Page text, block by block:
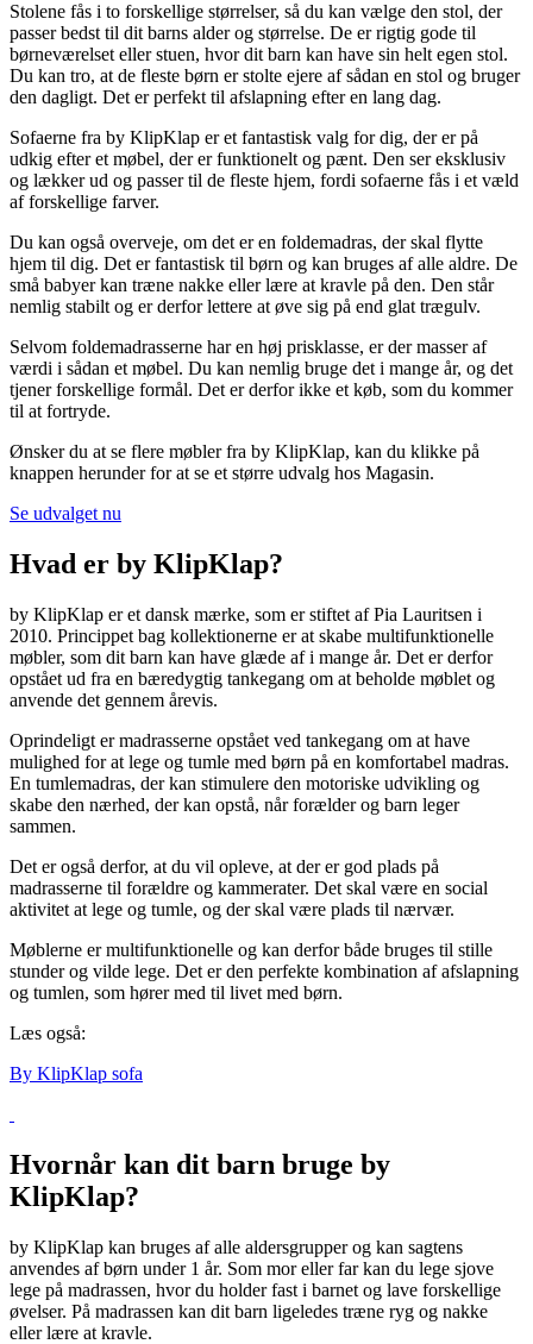
Stolene fås i to forskellige størrelser, så du kan vælge den stol, der
passer bedst til dit barns alder og størrelse. De er rigtig gode til
børneværelset eller stuen, hvor dit barn kan have sin helt egen stol.
Du kan tro, at de fleste børn er stolte ejere af sådan en stol og bruger
den dagligt. Det er perfekt til afslapning efter en lang dag.
Sofaerne fra by KlipKlap er et fantastisk valg for dig, der er på
udkig efter et møbel, der er funktionelt og pænt. Den ser eksklusiv
og lækker ud og passer til de fleste hjem, fordi sofaerne fås i et væld
af forskellige farver.
Du kan også overveje, om det er en foldemadras, der skal flytte
hjem til dig. Det er fantastisk til børn og kan bruges af alle aldre. De
små babyer kan træne nakke eller lære at kravle på den. Den står
nemlig stabilt og er derfor lettere at øve sig på end glat trægulv.
Selvom foldemadrasserne har en høj prisklasse, er der masser af
værdi i sådan et møbel. Du kan nemlig bruge det i mange år, og det
tjener forskellige formål. Det er derfor ikke et køb, som du kommer
til at fortryde.
Ønsker du at se flere møbler fra by KlipKlap, kan du klikke på
knappen herunder for at se et større udvalg hos Magasin.
Se udvalget nu
Hvad er by KlipKlap?
by KlipKlap er et dansk mærke, som er stiftet af Pia Lauritsen i
2010. Princippet bag kollektionerne er at skabe multifunktionelle
møbler, som dit barn kan have glæde af i mange år. Det er derfor
opstået ud fra en bæredygtig tankegang om at beholde møblet og
anvende det gennem årevis.
Oprindeligt er madrasserne opstået ved tankegang om at have
mulighed for at lege og tumle med børn på en komfortabel madras.
En tumlemadras, der kan stimulere den motoriske udvikling og
skabe den nærhed, der kan opstå, når forælder og barn leger
sammen.
Det er også derfor, at du vil opleve, at der er god plads på
madrasserne til forældre og kammerater. Det skal være en social
aktivitet at lege og tumle, og der skal være plads til nærvær.
Møblerne er multifunktionelle og kan derfor både bruges til stille
stunder og vilde lege. Det er den perfekte kombination af afslapning
og tumlen, som hører med til livet med børn.
Læs også:
By KlipKlap sofa
Hvornår kan dit barn bruge by
KlipKlap?
by KlipKlap kan bruges af alle aldersgrupper og kan sagtens
anvendes af børn under 1 år. Som mor eller far kan du lege sjove
lege på madrassen, hvor du holder fast i barnet og lave forskellige
øvelser. På madrassen kan dit barn ligeledes træne ryg og nakke
eller lære at kravle.